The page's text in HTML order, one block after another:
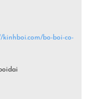
kinhboi.com/bo-boi-co-